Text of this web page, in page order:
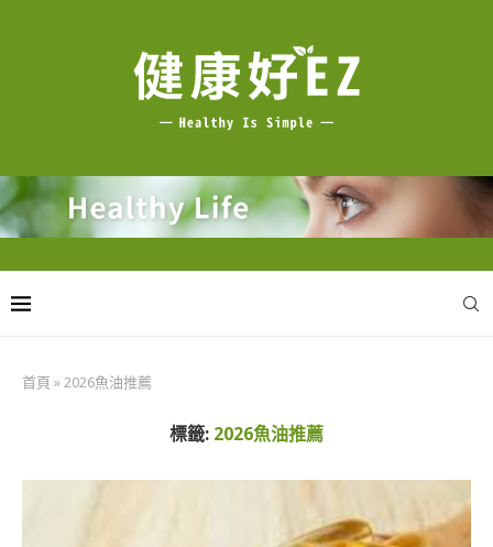
首頁 »2026魚油推薦
標籤: 2026魚油推薦